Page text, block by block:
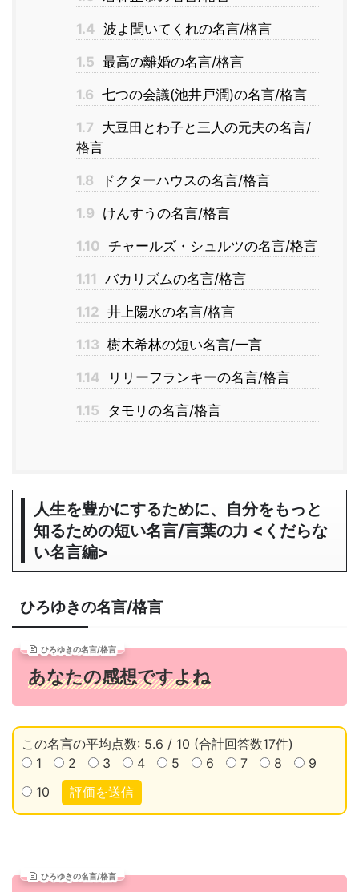
1.4 波よ聞いてくれの名言/格言
1.5 最高の離婚の名言/格言
1.6 七つの会議(池井戸潤)の名言/格言
1.7 大豆田とわ子と三人の元夫の名言/
格言
1.8 ドクターハウスの名言/格言
1.9 けんすうの名言/格言
1.10 チャールズ・シュルツの名言/格言
1.11 バカリズムの名言/格言
1.12 井上陽水の名言/格言
1.13 樹木希林の短い名言/一言
1.14 リリーフランキーの名言/格言
1.15 タモリの名言/格言
人生を豊かにするために、自分をもっと
知るための短い名言/言葉の力 <くだらな
い名言編>
ひろゆきの名言/格言
ひろゆきの名言/格言
あなたの感想ですよね
この名言の平均点数: 5.6 / 10 (合計回答数17件)
1
2 3 4 5 6 7 8
9
10
評価を送信
ひろゆきの名言/格言